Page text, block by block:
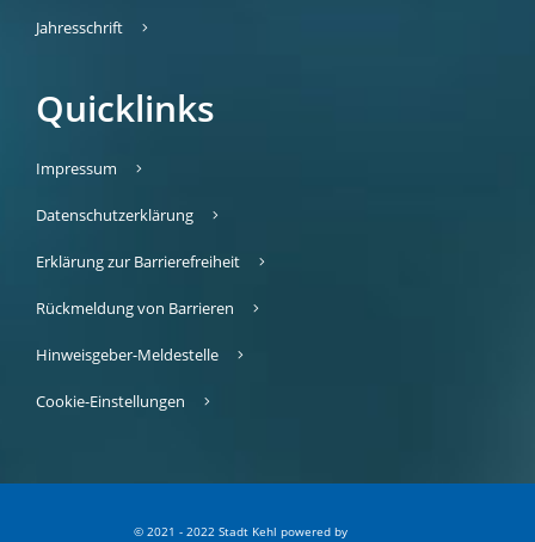
Jahresschrift
Quicklinks
Impressum
Datenschutzerklärung
Erklärung zur Barrierefreiheit
Rückmeldung von Barrieren
Hinweisgeber-Meldestelle
Cookie-Einstellungen
© 2021 - 2022 Stadt Kehl powered by